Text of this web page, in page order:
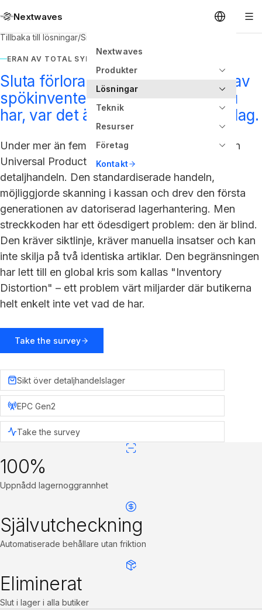
Nextwaves
Nextwaves
Produkter
Lösningar
Teknik
Resurser
Företag
Kontakt
Tillbaka till lösningar/Sikt över detaljhandelslager
ERAN AV TOTAL SYNLIGHET
Sluta förlora försäljning på grund av
spökinventering. Vet exakt vad du
har, var det är, varje timme varje dag.
Under mer än femtio år har streckkodsstandarden
Universal Product Code (UPC) varit ryggraden i
detaljhandeln. Den standardiserade handeln,
möjliggjorde skanning i kassan och drev den första
generationen av datoriserad lagerhantering. Men
streckkoden har ett ödesdigert problem: den är blind.
Den kräver siktlinje, kräver manuella insatser och kan
inte skilja på två identiska artiklar. Den begränsningen
har lett till en global kris som kallas "Inventory
Distortion" – ett problem värt miljarder där butikerna
helt enkelt inte vet vad de har.
Take the survey
Sikt över detaljhandelslager
EPC Gen2
Take the survey
100%
Uppnådd lagernoggrannhet
Självutcheckning
Automatiserade behållare utan friktion
Eliminerat
Slut i lager i alla butiker